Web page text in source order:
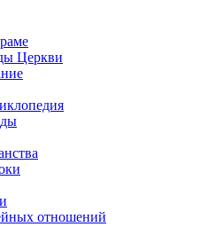
Церкви
отношений